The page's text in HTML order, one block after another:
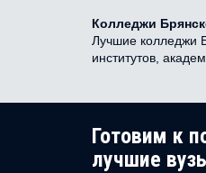
Колледжи
Лучшие колледжи
институтов,
Готовим к
лучшие